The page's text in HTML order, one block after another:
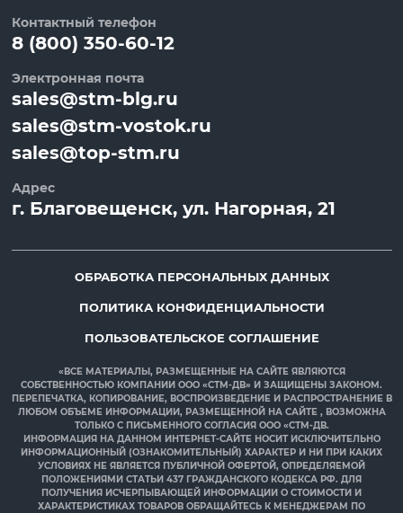
Контактный телефон
8 (800) 350-60-12
Электронная почта
sales@stm-blg.ru
sales@stm-vostok.ru
sales@top-stm.ru
Адрес
г. Благовещенск, ул. Нагорная, 21
ОБРАБОТКА ПЕРСОНАЛЬНЫХ ДАННЫХ
ПОЛИТИКА КОНФИДЕНЦИАЛЬНОСТИ
ПОЛЬЗОВАТЕЛЬСКОЕ СОГЛАШЕНИЕ
«ВСЕ МАТЕРИАЛЫ, РАЗМЕЩЕННЫЕ НА САЙТЕ ЯВЛЯЮТСЯ
СОБСТВЕННОСТЬЮ КОМПАНИИ ООО «СТМ-ДВ» И ЗАЩИЩЕНЫ ЗАКОНОМ.
ПЕРЕПЕЧАТКА, КОПИРОВАНИЕ, ВОСПРОИЗВЕДЕНИЕ И РАСПРОСТРАНЕНИЕ В
ЛЮБОМ ОБЪЕМЕ ИНФОРМАЦИИ, РАЗМЕЩЕННОЙ НА САЙТЕ , ВОЗМОЖНА
ТОЛЬКО С ПИСЬМЕННОГО СОГЛАСИЯ ООО «СТМ-ДВ.
ИНФОРМАЦИЯ НА ДАННОМ ИНТЕРНЕТ-САЙТЕ НОСИТ ИСКЛЮЧИТЕЛЬНО
ИНФОРМАЦИОННЫЙ (ОЗНАКОМИТЕЛЬНЫЙ) ХАРАКТЕР И НИ ПРИ КАКИХ
УСЛОВИЯХ НЕ ЯВЛЯЕТСЯ ПУБЛИЧНОЙ ОФЕРТОЙ, ОПРЕДЕЛЯЕМОЙ
ПОЛОЖЕНИЯМИ СТАТЬИ 437 ГРАЖДАНСКОГО КОДЕКСА РФ. ДЛЯ
ПОЛУЧЕНИЯ ИСЧЕРПЫВАЮЩЕЙ ИНФОРМАЦИИ О СТОИМОСТИ И
ХАРАКТЕРИСТИКАХ ТОВАРОВ ОБРАЩАЙТЕСЬ К МЕНЕДЖЕРАМ ПО